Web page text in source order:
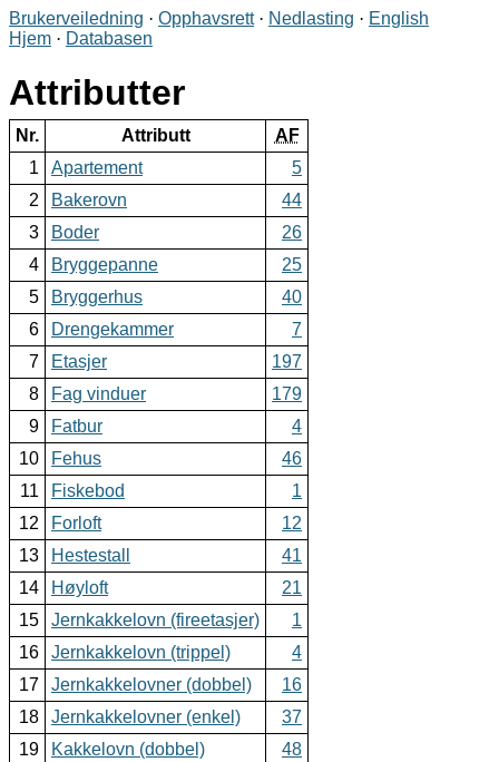
Brukerveiledning · Opphavsrett· Nedlasting · English
Hjem · Databasen
Attributter
Nr. Attributt
AF
1
Apartement
5
2
Bakerovn
44
3
Boder
26
4
Bryggepanne
25
5
Bryggerhus
40
6
Drengekammer
7
7
Etasjer
197
8
Fag vinduer
179
9
Fatbur
4
10
Fehus
46
11
Fiskebod
1
12
Forloft
12
13
Hestestall
41
14
Høyloft
21
15
Jernkakkelovn (fireetasjer)
1
16
Jernkakkelovn (trippel)
4
17
Jernkakkelovner (dobbel)
16
18
Jernkakkelovner (enkel)
37
19
Kakkelovn (dobbel)
48